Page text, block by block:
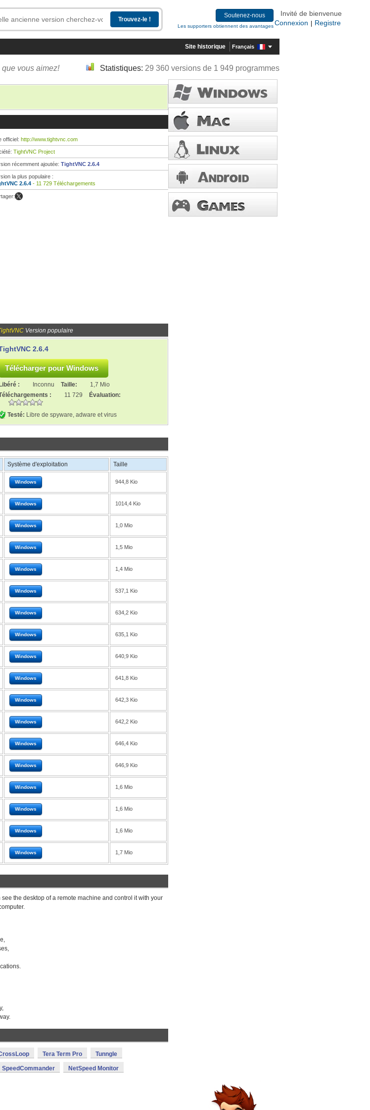
Soutenez-nous
Les supporters obtiennent des avantages
Invité de bienvenue
Connexion
Registre
Site historique Français
vous aimez! Statistiques: 29 360 versions de 1 949 programmes
officiel: http://www.tightvnc.com
TightVNC Project
récemment ajoutée: TightVNC 2.6.4
la plus populaire :
2.6.4 - 11 729 Téléchargements
Version populaire
2.6.4
Libéré : Inconnu Taille:
1,7 Mio
:
11 729 Évaluation:
Testé: Libre de spyware, adware et virus
Système d'exploitation Taille
Windows 944,8 Kio
Windows 1014,4 Kio
Windows 1,0 Mio
Windows 1,5 Mio
Windows 1,4 Mio
Windows 537,1 Kio
Windows 634,2 Kio
Windows 635,1 Kio
Windows 640,9 Kio
Windows 641,8 Kio
Windows 642,3 Kio
Windows 642,2 Kio
Windows 646,4 Kio
Windows 646,9 Kio
Windows 1,6 Mio
Windows 1,6 Mio
Windows 1,6 Mio
Windows 1,7 Mio
the desktop of a remote machine and control it with your
Tera Term Pro Tunngle
SpeedCommander NetSpeed Monitor